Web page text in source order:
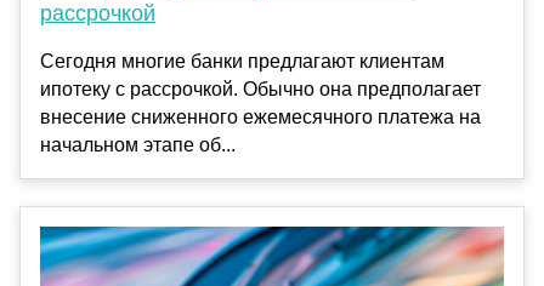
рассрочкой
Сегодня многие банки предлагают клиентам
ипотеку с рассрочкой. Обычно она предполагает
внесение сниженного ежемесячного платежа на
начальном этапе об...